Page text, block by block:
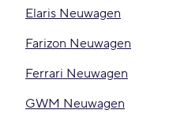
Elaris Neuwagen
Farizon Neuwagen
Ferrari Neuwagen
GWM Neuwagen